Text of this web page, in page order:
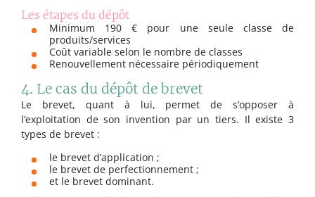
Les étapes du dépôt
Minimum 190 € pour une seule classe de
produits/services
Coût variable selon le nombre de classes
Renouvellement nécessaire périodiquement
4. Le cas du dépôt de brevet
Le brevet, quant à lui, permet de s’opposer à
l’exploitation de son invention par un tiers. Il existe 3
types de brevet :
le brevet d’application ;
le brevet de perfectionnement ;
et le brevet dominant.